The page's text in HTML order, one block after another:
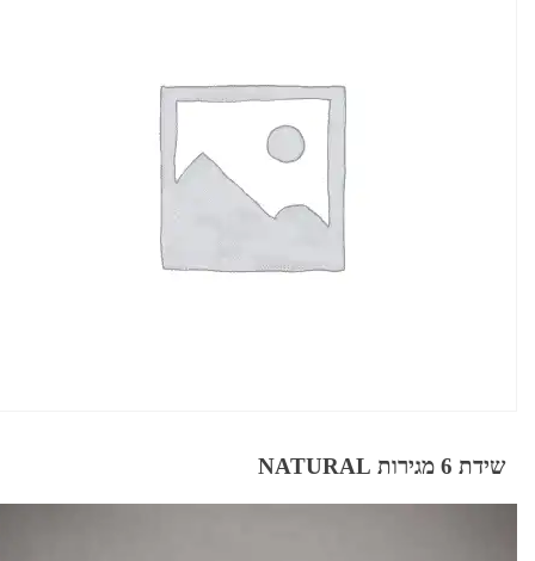
שידת 6 מגירות NATURAL